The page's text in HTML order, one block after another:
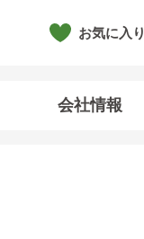
お気に入り
会社情報